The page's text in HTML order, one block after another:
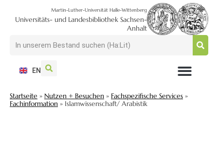
Martin-Luther-Universität Halle-Wittenberg
Universitäts- und Landesbibliothek Sachsen-
Anhalt
EN
Startseite » Nutzen + Besuchen » Fachspezifische Services »
Fachinformation » Islamwissenschaft/ Arabistik